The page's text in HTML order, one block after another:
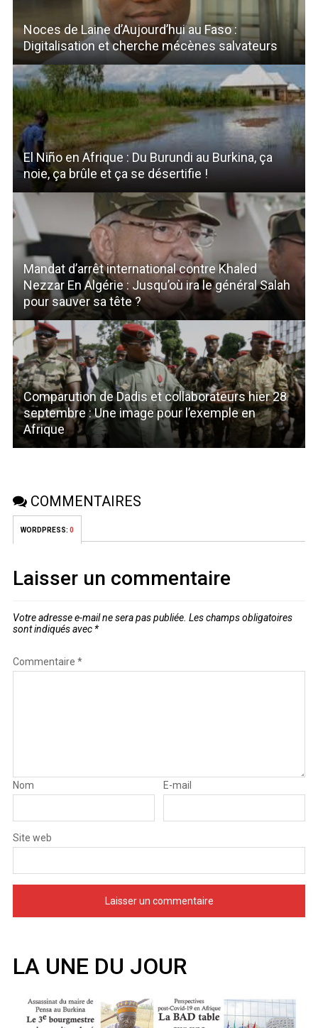
Noces de Laine d’Aujourd’hui au Faso :
Digitalisation et cherche mécènes salvateurs
El Niño en Afrique : Du Burundi au Burkina, ça
noie, ça brûle et ça se désertifie !
Mandat d’arrêt international contre Khaled
Nezzar En Algérie : Jusqu’où ira le général Salah
pour sauver sa tête ?
Comparution de Dadis et collaborateurs hier 28
septembre : Une image pour l’exemple en
Afrique
COMMENTAIRES
WORDPRESS: 0
Laisser un commentaire
Votre adresse e-mail ne sera pas publiée. Les champs obligatoires
sont indiqués avec *
Commentaire *
Nom E-mail
Site web
LA UNE DU JOUR